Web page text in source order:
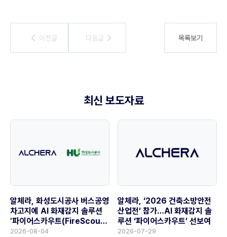
이전글
이전글 다음글
다음글 목록보기
최신 보도자료
알체라, 화성도시공사 버스공영
차고지에 AI 화재감지 솔루션
'파이어스카우트(FireScout)'
공급
2026-08-04
알체라, ‘2026 건축소방안전
산업전’ 참가…AI 화재감지 솔
루션 ‘파이어스카우트’ 선보여
2026-07-29